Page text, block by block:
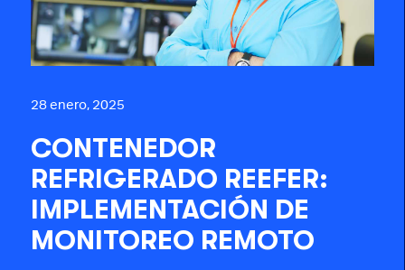
28 enero, 2025
CONTENEDOR
REFRIGERADO REEFER:
IMPLEMENTACIÓN DE
MONITOREO REMOTO